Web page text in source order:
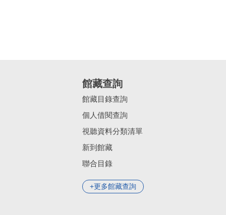
館藏查詢
館藏目錄查詢
個人借閱查詢
視聽資料分類清單
新到館藏
聯合目錄
更多館藏查詢